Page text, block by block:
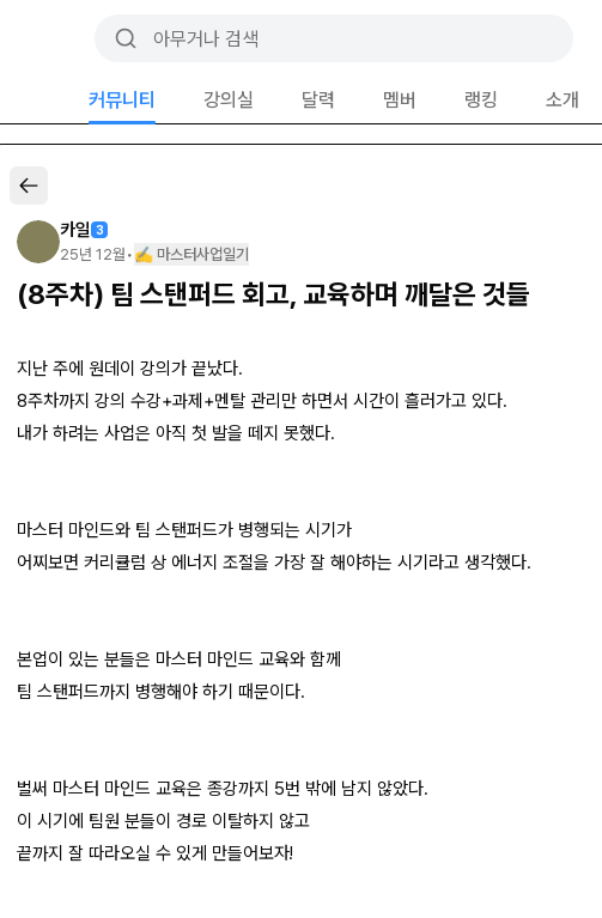
커뮤니티 강의실 달력 멤버 랭킹 소개
카일 3
25년 12월 • ✍️ 마스터사업일기
(8주차) 팀 스탠퍼드 회고, 교육하며 깨달은 것들
지난 주에 원데이 강의가 끝났다.
8주차까지 강의 수강+과제+멘탈 관리만 하면서 시간이 흘러가고 있다.
내가 하려는 사업은 아직 첫 발을 떼지 못했다.
마스터 마인드와 팀 스탠퍼드가 병행되는 시기가
어찌보면 커리큘럼 상 에너지 조절을 가장 잘 해야하는 시기라고 생각했다.
본업이 있는 분들은 마스터 마인드 교육와 함께
팀 스탠퍼드까지 병행해야 하기 때문이다.
벌써 마스터 마인드 교육은 종강까지 5번 밖에 남지 않았다.
이 시기에 팀원 분들이 경로 이탈하지 않고
끝까지 잘 따라오실 수 있게 만들어보자!